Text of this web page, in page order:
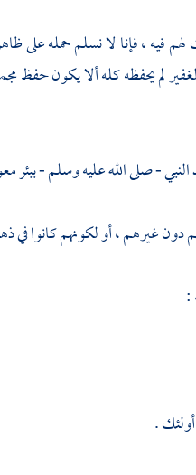
فيه ، فإنا لا نسلم حمله على
لم يحفظه كله ألا يكون حفظ
- صلى الله عليه وسلم -ببئر
دون غيرهم ، أو لكونهم كانوا في
:
أولئك .